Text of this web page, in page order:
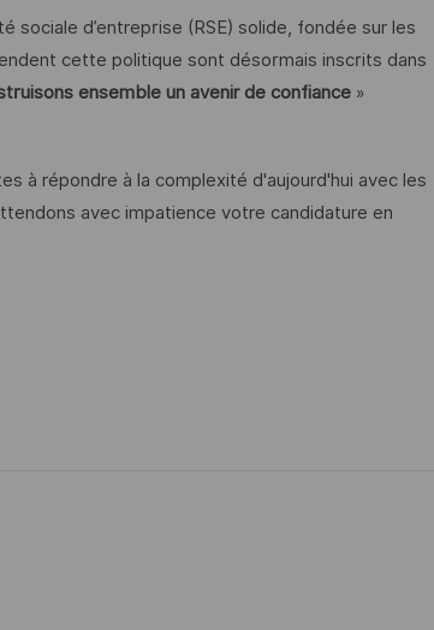
sociale d’entreprise (RSE) solide, fondée sur les
cette politique sont désormais inscrits dans
ensemble un avenir de confiance »
à répondre à la complexité d'aujourd'hui avec les
avec impatience votre candidature en